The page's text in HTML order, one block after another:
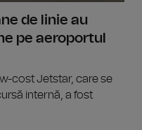
de linie au
pe aeroportul
cost Jetstar, care se
internă, a fost